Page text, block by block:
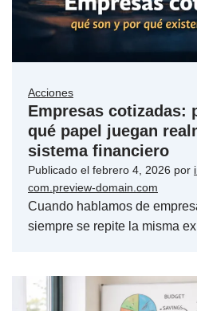
Acciones
Empresas cotizadas:
qué papel juegan
sistema financiero
Publicado el febrero 4, 2026 por
com.preview-domain.com
Cuando hablamos de
siempre se repite la misma